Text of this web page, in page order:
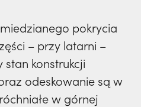
pokrycia
– przy latarni –
konstrukcji
odeskowanie są w
w górnej